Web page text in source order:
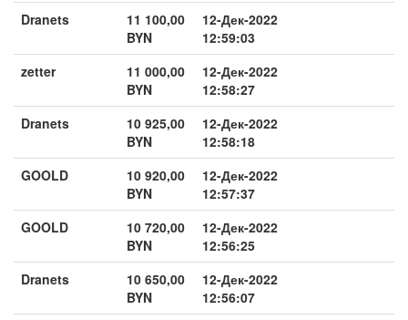
Dranets
11 100,00
BYN
12-Дек-2022
12:59:03
zetter
11 000,00
BYN
12-Дек-2022
12:58:27
Dranets
10 925,00
BYN
12-Дек-2022
12:58:18
GOOLD
10 920,00
BYN
12-Дек-2022
12:57:37
GOOLD
10 720,00
BYN
12-Дек-2022
12:56:25
Dranets
10 650,00
BYN
12-Дек-2022
12:56:07